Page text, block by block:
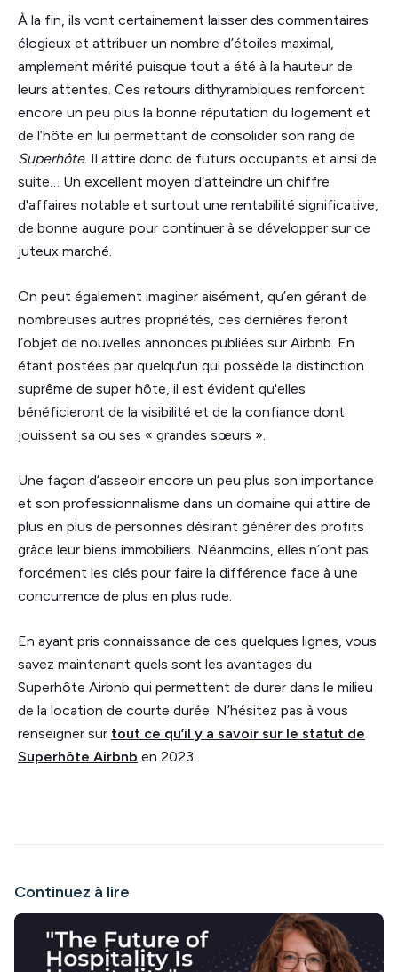
À la fin, ils vont certainement laisser des commentaires
élogieux et attribuer un nombre d’étoiles maximal,
amplement mérité puisque tout a été à la hauteur de
leurs attentes. Ces retours dithyrambiques renforcent
encore un peu plus la bonne réputation du logement et
de l’hôte en lui permettant de consolider son rang de
Superhôte. Il attire donc de futurs occupants et ainsi de
suite… Un excellent moyen d’atteindre un chiffre
d'affaires notable et surtout une rentabilité significative,
de bonne augure pour continuer à se développer sur ce
juteux marché.
On peut également imaginer aisément, qu’en gérant de
nombreuses autres propriétés, ces dernières feront
l’objet de nouvelles annonces publiées sur Airbnb. En
étant postées par quelqu'un qui possède la distinction
suprême de super hôte, il est évident qu'elles
bénéficieront de la visibilité et de la confiance dont
jouissent sa ou ses « grandes sœurs ».
Une façon d’asseoir encore un peu plus son importance
et son professionnalisme dans un domaine qui attire de
plus en plus de personnes désirant générer des profits
grâce leur biens immobiliers. Néanmoins, elles n’ont pas
forcément les clés pour faire la différence face à une
concurrence de plus en plus rude.
En ayant pris connaissance de ces quelques lignes, vous
savez maintenant quels sont les avantages du
Superhôte Airbnb qui permettent de durer dans le milieu
de la location de courte durée. N’hésitez pas à vous
renseigner sur tout ce qu’il y a savoir sur le statut de
Superhôte Airbnb en 2023.
Continuez à lire